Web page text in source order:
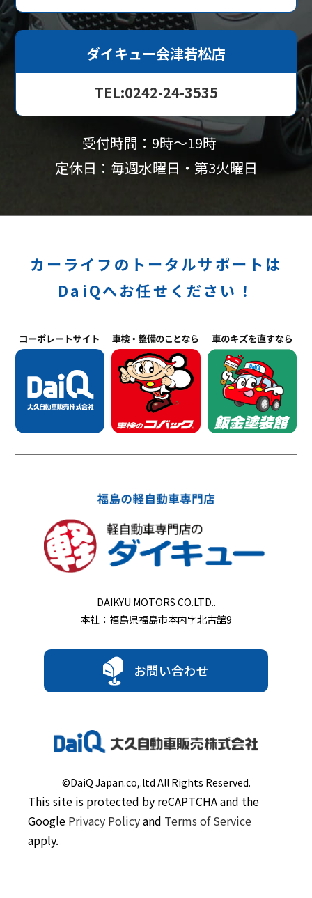
ダイキュー会津若松店
TEL:0242-24-3535
受付時間：9時〜19時
定休日：毎週水曜日・第3火曜日
カーライフのトータルサポートは
DaiQへお任せください！
DAIKYU MOTORS CO.LTD..
本社：福島県福島市本内字北古舘9
お問い合わせ
©DaiQ Japan.co,.ltd All Rights Reserved.
This site is protected by reCAPTCHA and the
Google Privacy Policyand Terms of Service
apply.